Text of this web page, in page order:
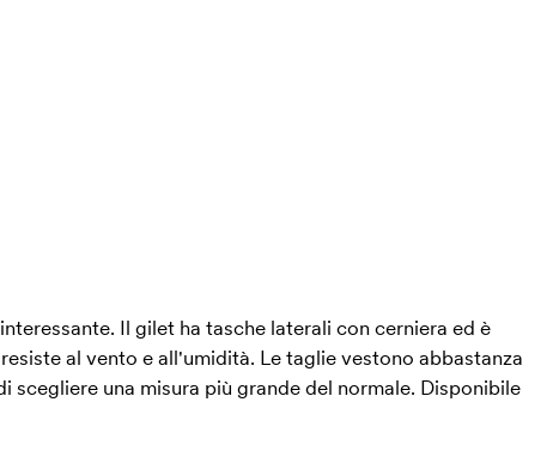
Il gilet ha tasche laterali con cerniera ed è
al vento e all'umidità. Le taglie vestono abbastanza
scegliere una misura più grande del normale. Disponibile